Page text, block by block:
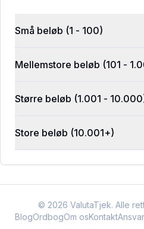
Små beløb (1 - 100)
Mellemstore beløb (101 -
Større beløb (1.001 -
Store beløb (10.001+)
© 2026 ValutaTjek. Alle
BlogOrdbogOm osKontakt